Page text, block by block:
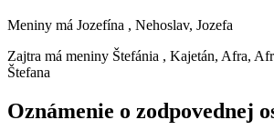
Meniny má Jozefína , Nehoslav, Jozefa
Zajtra má meniny Štefánia , Kajetán, Afra,
Štefana
Oznámenie o zodpovednej